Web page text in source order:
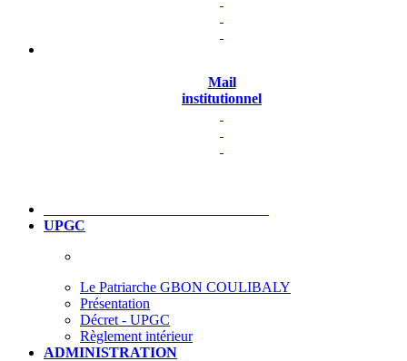
Mail
institutionnel
UPGC
Le Patriarche GBON COULIBALY
Présentation
Décret - UPGC
Règlement intérieur
ADMINISTRATION